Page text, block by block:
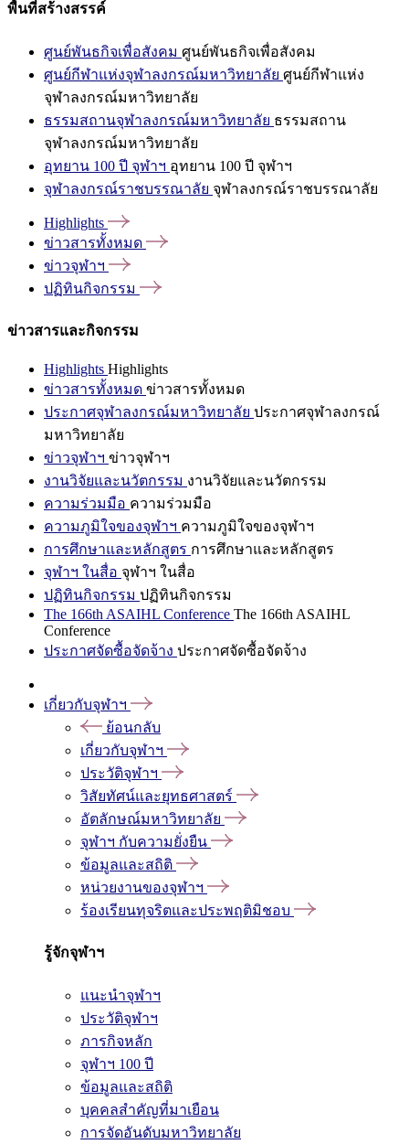
พื้นที่สร้างสรรค์
ศูนย์พันธกิจเพื่อสังคม ศูนย์พันธกิจเพื่อสังคม
ศูนย์กีฬาแห่งจุฬาลงกรณ์มหาวิทยาลัย ศูนย์กีฬาแห่ง
จุฬาลงกรณ์มหาวิทยาลัย
ธรรมสถานจุฬาลงกรณ์มหาวิทยาลัย ธรรมสถาน
จุฬาลงกรณ์มหาวิทยาลัย
อุทยาน 100 ปี จุฬาฯ อุทยาน 100 ปี จุฬาฯ
จุฬาลงกรณ์ราชบรรณาลัย จุฬาลงกรณ์ราชบรรณาลัย
Highlights
ข่าวสารทั้งหมด
ข่าวจุฬาฯ
ปฏิทินกิจกรรม
ข่าวสารและกิจกรรม
Highlights Highlights
ข่าวสารทั้งหมด ข่าวสารทั้งหมด
ประกาศจุฬาลงกรณ์มหาวิทยาลัย ประกาศจุฬาลงกรณ์
มหาวิทยาลัย
ข่าวจุฬาฯ ข่าวจุฬาฯ
งานวิจัยและนวัตกรรม งานวิจัยและนวัตกรรม
ความร่วมมือ ความร่วมมือ
ความภูมิใจของจุฬาฯ ความภูมิใจของจุฬาฯ
การศึกษาและหลักสูตร การศึกษาและหลักสูตร
จุฬาฯ ในสื่อ จุฬาฯ ในสื่อ
ปฏิทินกิจกรรม ปฏิทินกิจกรรม
The 166th ASAIHL Conference The 166th ASAIHL
Conference
ประกาศจัดซื้อจัดจ้าง ประกาศจัดซื้อจัดจ้าง
เกี่ยวกับจุฬาฯ
ย้อนกลับ
เกี่ยวกับจุฬาฯ
ประวัติจุฬาฯ
วิสัยทัศน์และยุทธศาสตร์
อัตลักษณ์มหาวิทยาลัย
จุฬาฯ กับความยั่งยืน
ข้อมูลและสถิติ
หน่วยงานของจุฬาฯ
ร้องเรียนทุจริตและประพฤติมิชอบ
รู้จักจุฬาฯ
แนะนำจุฬาฯ
ประวัติจุฬาฯ
ภารกิจหลัก
จุฬาฯ 100 ปี
ข้อมูลและสถิติ
บุคคลสำคัญที่มาเยือน
การจัดอันดับมหาวิทยาลัย